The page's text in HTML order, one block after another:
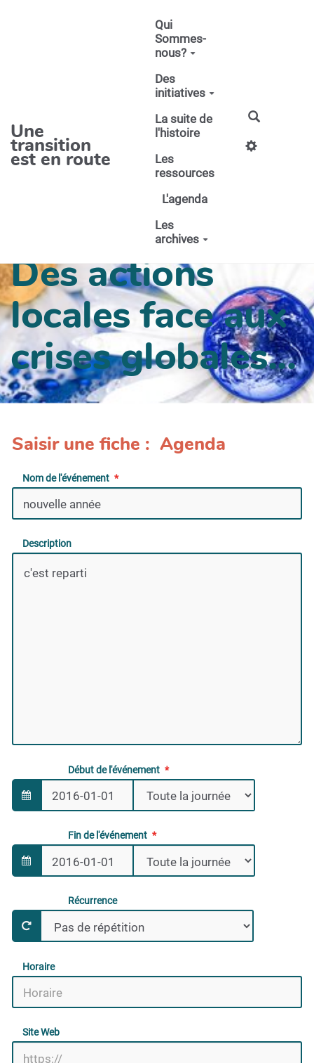
Une
transition
est en route
Qui
Sommes-
nous?
Des
initiatives
La suite de
l'histoire
Les
ressources
L'agenda
Les
archives
Des actions
locales face aux
crises globales...
Saisir une fiche : Agenda
Nom de l'événement
Description
Début de l'événement
Fin de l'événement
Récurrence
Horaire
Site Web